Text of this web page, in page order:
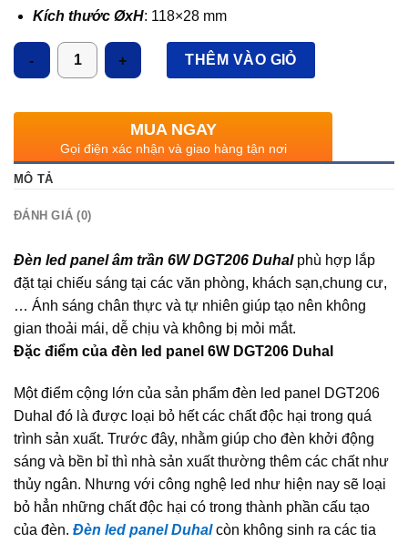
Kích thước ØxH: 118×28 mm
Kích thước khoét lỗ: Ø100 mm
Quang thông:560lm
Ánh sáng: 3000K/6500K
: >80, IP: 44
Số lượng
THÊM VÀO GIỎ
MUA NGAY
Gọi điện xác nhận và giao hàng tận nơi
MÔ TẢ
ĐÁNH GIÁ (0)
Đèn led panel âm trần 6W DGT206 Duhalphù hợp lắp
đặt tại chiếu sáng tại các văn phòng, khách sạn,chung cư,
… Ánh sáng chân thực và tự nhiên giúp tạo nên không
gian thoải mái, dễ chịu và không bị mỏi mắt.
Đặc điểm của đèn led panel 6W DGT206 Duhal
Một điểm cộng lớn của sản phẩm đèn led panel DGT206
Duhal đó là được loại bỏ hết các chất độc hại trong quá
trình sản xuất. Trước đây, nhằm giúp cho đèn khởi động
sáng và bền bỉ thì nhà sản xuất thường thêm các chất như
thủy ngân. Nhưng với công nghệ led như hiện nay sẽ loại
bỏ hẳn những chất độc hại có trong thành phần cấu tạo
của đèn. Đèn led panel Duhalcòn không sinh ra các tia